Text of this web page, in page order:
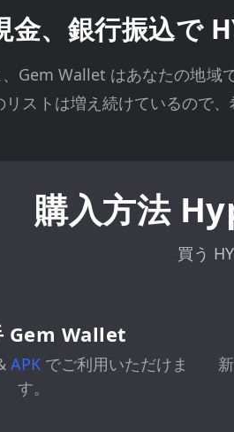
金、銀行振込で
Gem Wallet はあなたの地域
ストは増え続けているので
購入方法
買う
Gem Wallet
APK でご利用いただけま
す。